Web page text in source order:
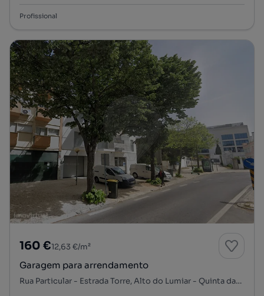
Profissional
160 €12,63 €/m²
Garagem para arrendamento
Rua Particular - Estrada Torre, Alto do Lumiar - Quinta das Conchas - Quinta do Lambert, Lumiar, Lisboa, Lisboa